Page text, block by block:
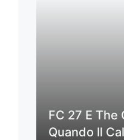
FC 27 E The
Quando Il